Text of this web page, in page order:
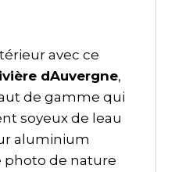
avec ce
dAuvergne,
de gamme qui
soyeux de leau
aluminium
photo de nature